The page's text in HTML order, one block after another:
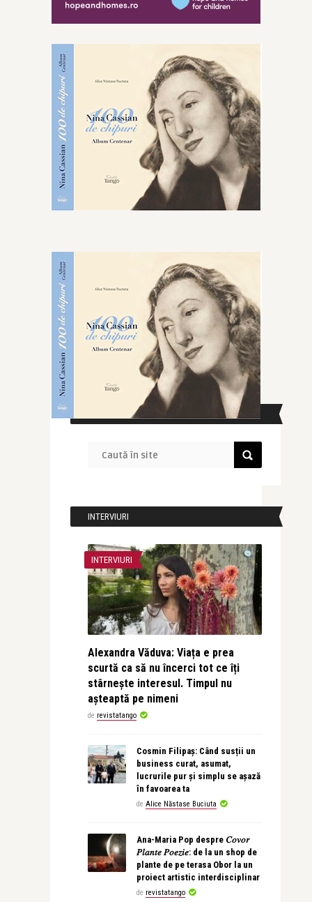
CAUTĂ ÎN SITE
INTERVIURI
INTERVIURI
Alexandra Văduva: Viața e prea
scurtă ca să nu încerci tot ce îți
stârnește interesul. Timpul nu
așteaptă pe nimeni
de revistatango
Cosmin Filipaș: Când susții un
business curat, asumat,
lucrurile pur și simplu se așază
în favoarea ta
de Alice Năstase Buciuta
Ana-Maria Pop despre 𝐶𝑜𝑣𝑜𝑟
𝑃𝑙𝑎𝑛𝑡𝑒 𝑃𝑜𝑒𝑧𝑖𝑒: de la un shop de
plante de pe terasa Obor la un
proiect artistic interdisciplinar
de revistatango